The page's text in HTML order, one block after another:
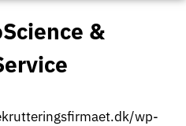
&
wp-